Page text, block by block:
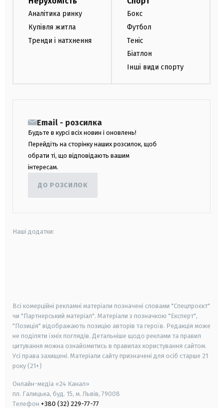
Аналітика ринку
Купівля житла
Тренди і натхнення
Бокс
Футбол
Теніс
Біатлон
Інші види спорту
Email - розсилка
Будьте в курсі всіх новин і оновлень!
Перейдіть на сторінку наших розсилок, щоб
обрати ті, що відповідають вашим
інтересам.
ДО РОЗСИЛОК
Наші додатки:
Всі комерційні рекламні матеріали позначені словами "Спецпроєкт"
чи "Партнерський матеріал". Матеріали з позначкою "Експерт",
"Позиція" відображають позицію авторів та героїв. Редакція може
не поділяти їхніх поглядів. Детальніше щодо реклами та правил
цитування можна ознайомитись в правилах користування сайтом.
Усі права захищені. Матеріали сайту призначені для осіб старше 21
року (21+)
Онлайн-медіа «24 Канал»
пл. Галицька, буд. 15, м. Львів, 79008
Телефон +380 (32) 229-77-77